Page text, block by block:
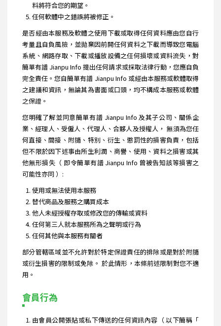
料將符合您的期望。
任何軟體中之錯誤將被修正。
是否經由本服務及軟體之使用下載或取得任何資料應由您自行
考量且自負風險，並拋棄因前開任何資料之下載而導致您電腦
系統、網路存取、下載或播放設備之任何損壞或資料流失，對
簡單有譜 Jianpu Info 提出任何請求或採取法律行動，您應自負
完全責任。您自簡單有譜 Jianpu Info 或經由本服務或軟體取得
之建議和資訊，無論其為書面或口頭，均不構成本服務或軟體
之保證。
您明確了解並同意簡單有譜 Jianpu Info 及其子公司、關係企
業、經理人、受僱人、代理人、合夥人及授權人， 無須為您任
何直接、間接、附隨、特別、衍生、懲罰性的損害負責，包括
但不限於因下述事由所生利潤、商譽、使用、資料之損害或其
他無形損失（ 即令簡單有譜 Jianpu Info 曾被告知該等損害之
可能性亦同 ）:
使用或無法使用本服務
替代商品及服務之購買成本
他人未經授權存取或修改您的傳輸或資料
任何第三人就本服務所為之聲明或行為
任何其他與本服務有關者
部分管轄區域並不允許對於特定保證責任的排除或是對於附隨
或衍生損害的限制或免除。 於此情形，本條前述限制對您不適
用。
會員行為
由會員公開張貼或私下傳送的任何資訊內容（ 以下簡稱「